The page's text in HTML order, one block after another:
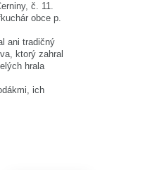
č. 11.
obce p.
ani tradičný
ktorý zahral
hrala
ich